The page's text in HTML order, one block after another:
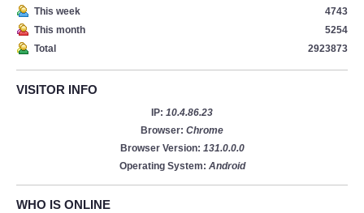
This week
4743
This month
5254
Total
2923873
VISITOR INFO
IP: 10.4.86.23
Browser: Chrome
Browser Version: 131.0.0.0
Operating System: Android
WHO IS ONLINE